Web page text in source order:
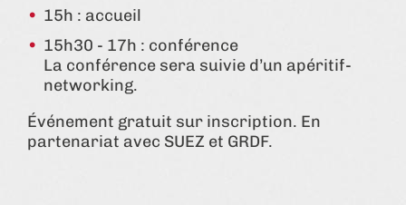
15h : accueil
15h30 - 17h : conférence
La conférence sera suivie d’un apéritif-
networking.
Événement gratuit sur inscription. En
partenariat avec SUEZ et GRDF.